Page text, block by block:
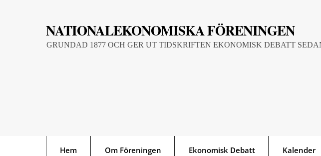
NATIONALEKONOMISKA FÖRENINGEN
GRUNDAD 1877 OCH GER UT TIDSKRIFTEN EKONOMISK DEBATT
Hem Om Föreningen Ekonomisk Debatt Kalender